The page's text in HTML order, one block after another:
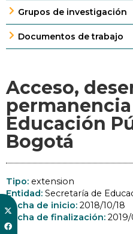
Grupos de investigación
Documentos de trabajo
Acceso,
Educación
Bogotá
Tipo: extension
Entidad: Secretaría de
Fecha de inicio: 2018/10/18
Fecha de finalización: